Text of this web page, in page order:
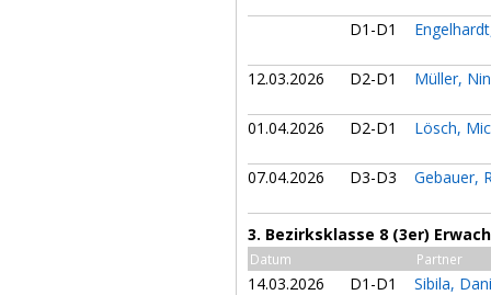
D1-D1
12.03.2026 D2-D1 Müller,
01.04.2026 D2-D1 Lösch,
07.04.2026 D3-D3 Gebauer,
3. Bezirksklasse 8 (3er)
Datum Partner
14.03.2026 D1-D1 Sibila,